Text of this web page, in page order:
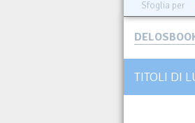
Sfoglia per
TITOLI DI